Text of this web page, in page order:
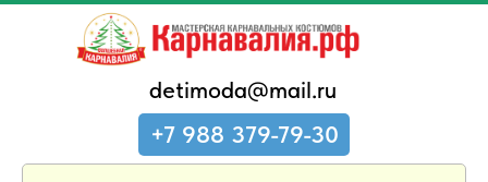
detimoda@mail.ru
+7 988 379-79-30